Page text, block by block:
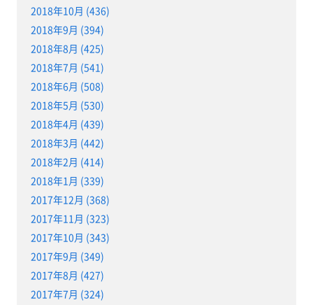
2018年10月 (436)
2018年9月 (394)
2018年8月 (425)
2018年7月 (541)
2018年6月 (508)
2018年5月 (530)
2018年4月 (439)
2018年3月 (442)
2018年2月 (414)
2018年1月 (339)
2017年12月 (368)
2017年11月 (323)
2017年10月 (343)
2017年9月 (349)
2017年8月 (427)
2017年7月 (324)